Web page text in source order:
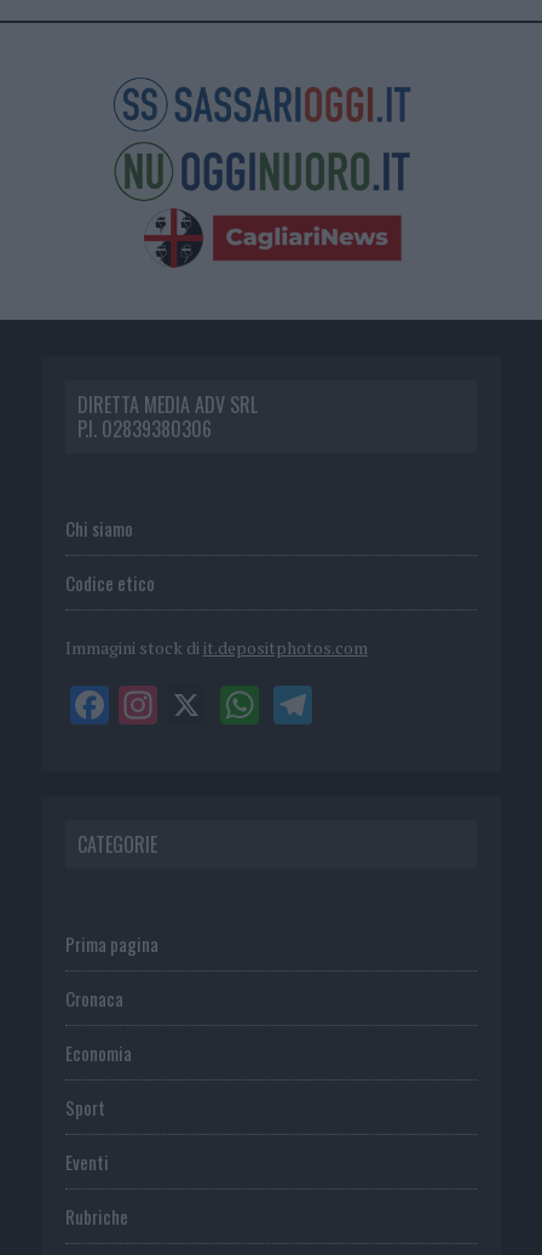
DIRETTA MEDIA ADV SRL
P.I. 02839380306
Chi siamo
Codice etico
Immagini stock di it.depositphotos.com
CATEGORIE
Prima pagina
Cronaca
Economia
Sport
Eventi
Rubriche